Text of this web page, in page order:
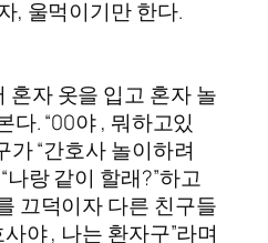
, 울먹이기만 한다.
혼자 옷을 입고 혼자 놀
다. “00야 , 뭐하고있
가 “간호사 놀이하려
나랑 같이 할래?”하고
끄덕이자 다른 친구들
야 , 나는 환자구”라며